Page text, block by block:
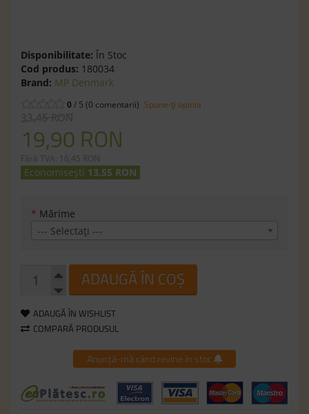
Disponibilitate: În Stoc
Cod produs: 180034
Brand: MP Denmark
0/ 5 (0 comentarii) Spune-ţi opinia
33,45 RON
19,90 RON
Fără TVA: 16,45 RON
Economisești 13,55 RON
* Mărime
--- Selectaţi ---
ADAUGĂ ÎN COȘ
ADAUGĂ ÎN WISHLIST
COMPARĂ PRODUSUL
Anunță-mă când revine în stoc